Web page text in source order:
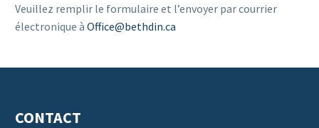
Veuillez remplir le formulaire et l’envoyer par courrier
électronique à Office@bethdin.ca
CONTACT